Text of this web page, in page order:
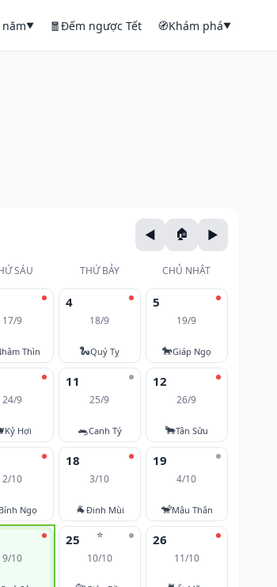
năm▼ 🧧Đếm ngược Tết 🧭Khám phá▼
SÁU THỨ BẢY CHỦ NHẬT
17/9
Thìn
4
18/9
🐍Quý Tỵ
5
19/9
🐎Giáp Ngọ
24/9
Kỷ Hợi
11
25/9
🐀Canh Tý
12
26/9
🐂Tân Sửu
2/10
Bính Ngọ
18
3/10
🐐Đinh Mùi
19
4/10
🐒Mậu Thân
9/10
⭐
25
10/10
26
11/10